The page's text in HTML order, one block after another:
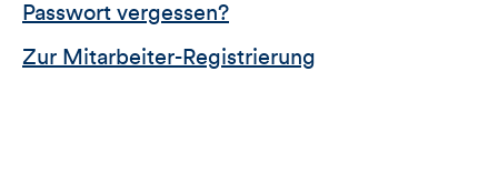
Passwort vergessen?
Zur Mitarbeiter-Registrierung